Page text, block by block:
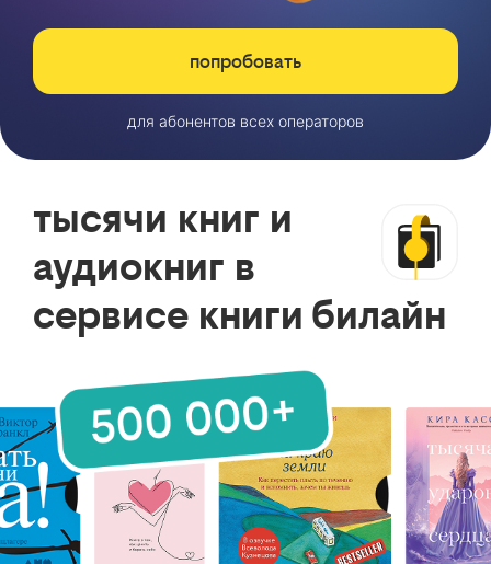
попробовать
для абонентов всех операторов
тысячи книг и
аудиокниг в
сервисе книги билайн